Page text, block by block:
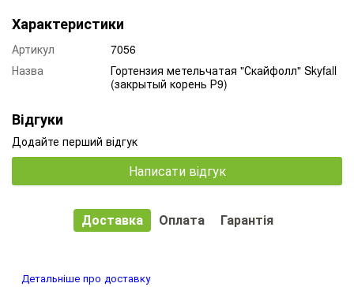
Характеристики
Артикул
7056
Назва
Гортензия метельчатая "Скайфолл" Skyfall
(закрытый корень Р9)
Відгуки
Додайте перший відгук
Написати відгук
Доставка Оплата Гарантія
Детальніше про доставку